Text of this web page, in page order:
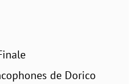
de Dorico